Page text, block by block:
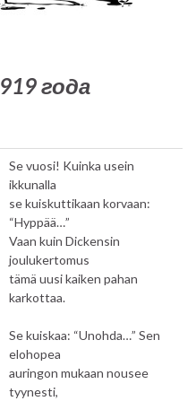
года
Se vuosi! Kuinka usein
ikkunalla
se kuiskuttikaan korvaan:
“Hyppää…”
Vaan kuin Dickensin
joulukertomus
tämä uusi kaiken pahan
karkottaa.
Se kuiskaa: “Unohda…” Sen
elohopea
auringon mukaan nousee
tyynesti,